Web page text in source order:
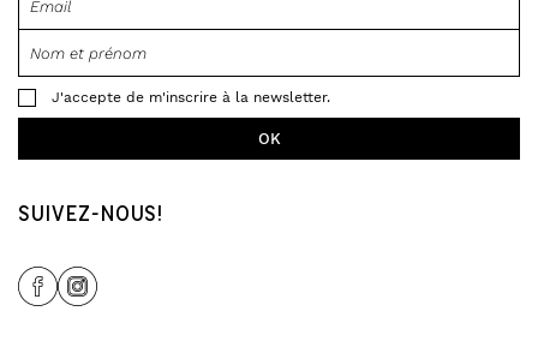
J'accepte de m'inscrire à la newsletter.
SUIVEZ-NOUS!
Share Icon
Share Icon